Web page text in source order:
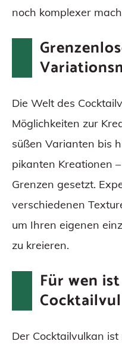
noch komplexer
Die Welt des
Möglichkeiten zur
süßen Varianten bis
pikanten Kreationen
Grenzen gesetzt.
verschiedenen
um Ihren eigenen
zu kreieren.
Für wen
Der Cocktailvulkan